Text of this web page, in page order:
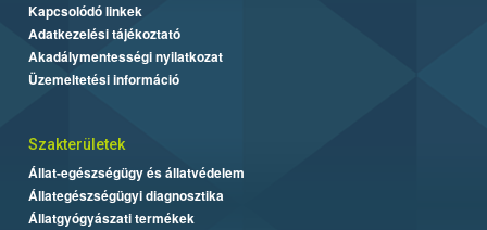
Kapcsolódó linkek
Adatkezelési tájékoztató
Akadálymentességi nyilatkozat
Üzemeltetési információ
Szakterületek
Állat-egészségügy és állatvédelem
Állategészségügyi diagnosztika
Állatgyógyászati termékek